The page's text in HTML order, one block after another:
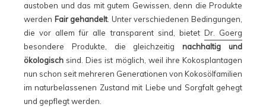
austoben und das mit gutem Gewissen, denn die Produkte
werden Fair gehandelt. Unter verschiedenen Bedingungen,
die vor allem für alle transparent sind, bietet Dr. Goerg
besondere Produkte, die gleichzeitignachhaltig und
ökologisch sind. Dies ist möglich, weil ihre Kokosplantagen
nun schon seit mehreren Generationen von Kokosölfamilien
im naturbelassenen Zustand mit Liebe und Sorgfalt gehegt
und gepflegt werden.